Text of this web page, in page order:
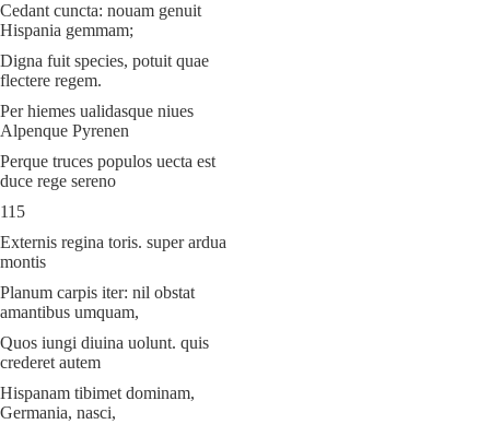
Cedant cuncta: nouam genuit
Hispania gemmam;
Digna fuit species, potuit quae
flectere regem.
Per hiemes ualidasque niues
Alpenque Pyrenen
Perque truces populos uecta est
duce rege sereno
115
Externis regina toris. super ardua
montis
Planum carpis iter: nil obstat
amantibus umquam,
Quos iungi diuina uolunt. quis
crederet autem
Hispanam tibimet dominam,
Germania, nasci,